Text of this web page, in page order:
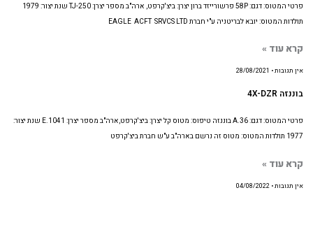
פרטי המטוס: דגם: 58P פרשורייזד ברון יצרן: ביצ'קרפט, ארה"ב מספר יצרן: TJ-250 שנת יצור: 1979
תולדות המטוס: יובא לבריטניה ע"י חברת EAGLE ACFT SRVCS LTD
קרא עוד »
אין תגובות
בוננזה 4X-DZR
פרטי המטוס: דגם: A.36 בוננזה טיפוס: מטוס קל יצרן: ביצ'קרפט,ארה"ב מספר יצרן: E.1041 שנת יצור:
1977 תולדות המטוס: מטוס זה נרשם בארה"ב ע"ש חברת ביצ'קרפט
קרא עוד »
אין תגובות